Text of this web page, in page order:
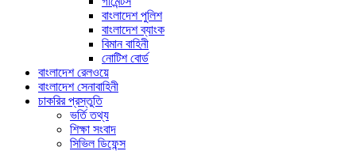
বাংলাদেশ পুলিশ
বাংলাদেশ ব্যাংক
বিমান বাহিনী
নোটিশ বোর্ড
বাংলাদেশ রেলওয়ে
বাংলাদেশ সেনাবাহিনী
চাকরির প্রস্তুতি
ভর্তি তথ্য
শিক্ষা সংবাদ
সিভিল ডিফেন্স